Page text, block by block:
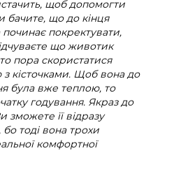
щоб допомогти
бачите, що до кінця
покректувати,
що животик
пора скористатися
з кісточками. Щоб вона до
була вже теплою, то
годування. Якраз до
зможете її відразу
тоді вона трохи
комфортної